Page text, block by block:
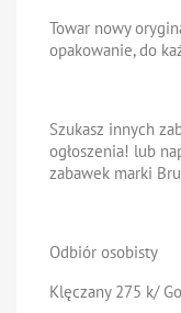
Towar nowy
opakowanie, do
Szukasz innych
ogłoszenia! lub
zabawek marki
Odbiór osobisty
Klęczany 275 k/